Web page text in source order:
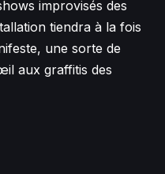
improvisés des
tiendra à la fois
une sorte de
aux graffitis des